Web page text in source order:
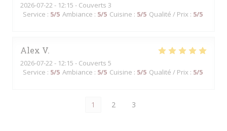
2026-07-22 - 12:15 - Couverts 3
Service : 5/5 Ambiance : 5/5 Cuisine : 5/5 Qualité / Prix : 5/5
Alex V
2026-07-22 - 12:15 - Couverts 5
Service : 5/5 Ambiance : 5/5 Cuisine : 5/5 Qualité / Prix : 5/5
1 2 3